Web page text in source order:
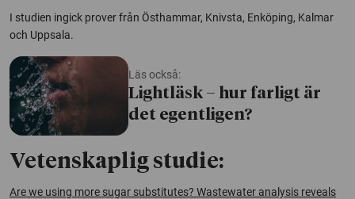
I studien ingick prover från Östhammar, Knivsta, Enköping, Kalmar
och Uppsala.
Läs också:
Lightläsk – hur farligt är
det egentligen?
Vetenskaplig studie:
Are we using more sugar substitutes? Wastewater analysis reveals